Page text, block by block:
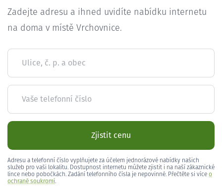
Zadejte adresu a ihned uvidíte nabídku internetu
na doma v místě Vrchovnice.
Ulice, č. p. a obec
Vaše telefonní číslo
Zjistit cenu
Adresu a telefonní číslo vyplňujete za účelem jednorázové nabídky našich
služeb pro vaši lokalitu. Dostupnost internetu můžete zjistit i na naší zákaznické
lince nebo pobočkách. Zadání telefonního čísla je nepovinné. Přečtěte si více o
ochraně soukromí.